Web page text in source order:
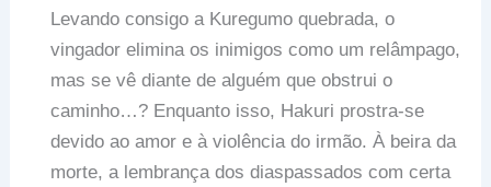
Levando consigo a Kuregumo quebrada, o
vingador elimina os inimigos como um relâmpago,
mas se vê diante de alguém que obstrui o
caminho…? Enquanto isso, Hakuri prostra-se
devido ao amor e à violência do irmão. À beira da
morte, a lembrança dos diaspassados com certa